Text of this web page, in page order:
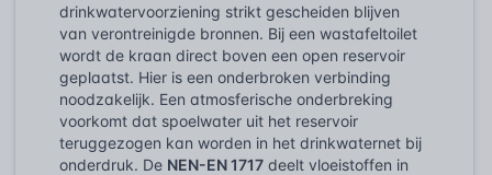
drinkwatervoorziening strikt gescheiden blijven
van verontreinigde bronnen. Bij een wastafeltoilet
wordt de kraan direct boven een open reservoir
geplaatst. Hier is een onderbroken verbinding
noodzakelijk. Een atmosferische onderbreking
voorkomt dat spoelwater uit het reservoir
teruggezogen kan worden in het drinkwaternet bij
onderdruk. De NEN-EN 1717 deelt vloeistoffen in